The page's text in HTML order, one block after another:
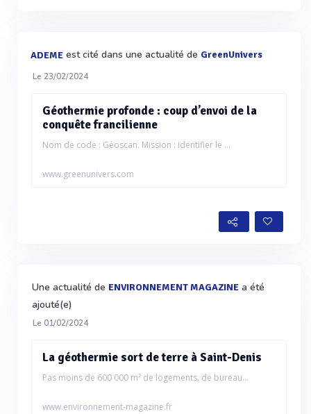
ADEME est cité dans une actualité de GreenUnivers
Le 23/02/2024
Géothermie profonde : coup d’envoi de la
conquête francilienne
Nom de code : Géoscan. Mission : identifier le ...
www.greenunivers.com
Une actualité de ENVIRONNEMENT MAGAZINE a été
ajouté(e)
Le 01/02/2024
La géothermie sort de terre à Saint-Denis
Pas moins de 600 000 m² de logements, de bureau...
www.environnement-magazine.fr